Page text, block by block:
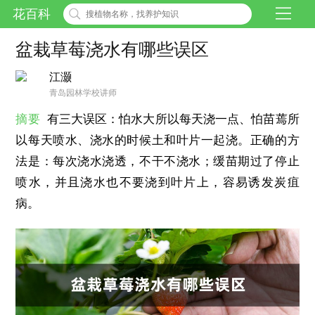
花百科
盆栽草莓浇水有哪些误区
江灏
青岛园林学校讲师
摘要 有三大误区：怕水大所以每天浇一点、怕苗蔫所
以每天喷水、浇水的时候土和叶片一起浇。正确的方
法是：每次浇水浇透，不干不浇水；缓苗期过了停止
喷水，并且浇水也不要浇到叶片上，容易诱发炭疽
病。